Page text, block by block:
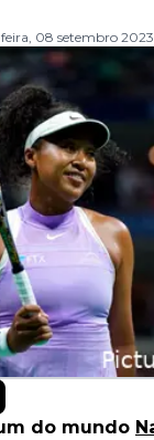
08 setembro
do mundo